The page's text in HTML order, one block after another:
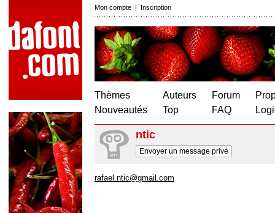
Mon compte | Inscription
Thèmes
Nouveautés
Auteurs
Top
Forum
FAQ
ntic
Envoyer un message privé
rafael.ntic@gmail.com